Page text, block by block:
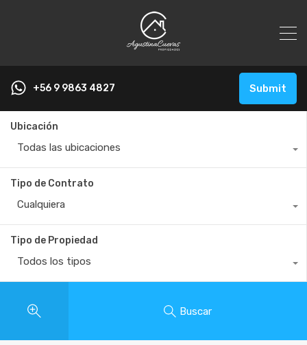
+56 9 9863 4827 Submit
Ubicación
Todas las ubicaciones
Tipo de Contrato
Cualquiera
Tipo de Propiedad
Todos los tipos
Buscar